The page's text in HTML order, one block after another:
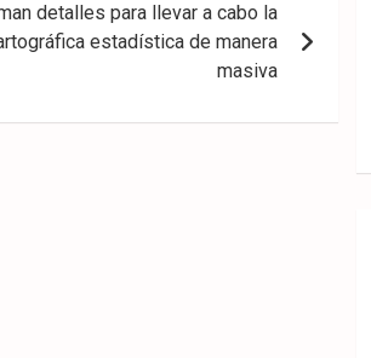
detalles para llevar a cabo la
estadística de manera
masiva